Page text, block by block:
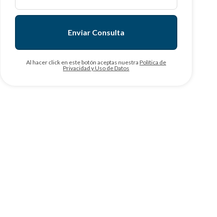
Enviar Consulta
Al hacer click en este botón aceptas nuestra Política de
Privacidad y Uso de Datos